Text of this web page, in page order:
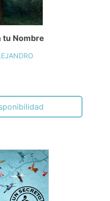
tu Nombre